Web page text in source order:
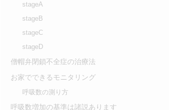
stageA
stageB
stageC
stageD
僧帽弁閉鎖不全症の治療法
お家でできるモニタリング
呼吸数の測り方
呼吸数増加の基準は諸説あります